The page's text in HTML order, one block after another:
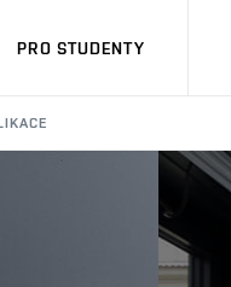
PRO STUDENTY